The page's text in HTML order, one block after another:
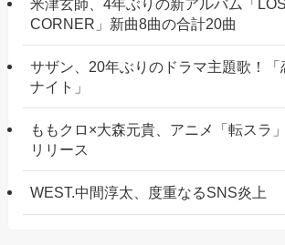
米津玄師、4年ぶりの新アルバム「
CORNER」新曲8曲の合計20曲
サザン、20年ぶりのドラマ主題歌！「
ナイト」
ももクロ×大森元貴、アニメ「転スラ
リリース
WEST.中間淳太、度重なるSNS炎上